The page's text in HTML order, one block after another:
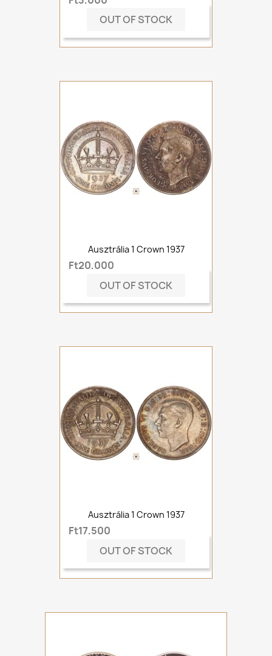
OUT OF STOCK
Ausztrália 1 Crown 1937
Ft20,000
OUT OF STOCK
Ausztrália 1 Crown 1937
Ft17,500
OUT OF STOCK